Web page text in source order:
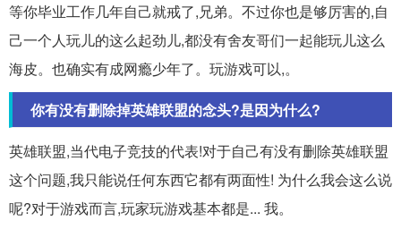
等你毕业工作几年自己就戒了,兄弟。不过你也是够厉害的,自
己一个人玩儿的这么起劲儿,都没有舍友哥们一起能玩儿这么
海皮。也确实有成网瘾少年了。玩游戏可以,。
你有没有删除掉英雄联盟的念头?是因为什么?
英雄联盟,当代电子竞技的代表!对于自己有没有删除英雄联盟
这个问题,我只能说任何东西它都有两面性! 为什么我会这么说
呢?对于游戏而言,玩家玩游戏基本都是... 我。